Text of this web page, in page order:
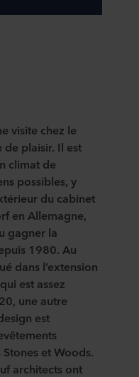
visite chez le
de plaisir. Il est
climat de
possibles, y
du cabinet
en Allemagne,
gagner la
1980. Au
dans l’extension
est assez
une autre
est
et Woods.
architects ont